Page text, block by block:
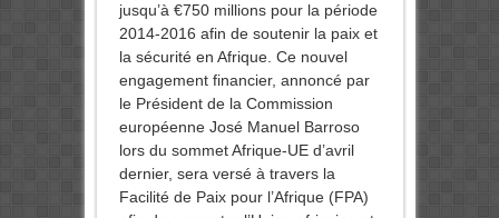
jusqu’à €750 millions pour la période
2014-2016 afin de soutenir la paix et
la sécurité en Afrique. Ce nouvel
engagement financier, annoncé par
le Président de la Commission
européenne José Manuel Barroso
lors du sommet Afrique-UE d’avril
dernier, sera versé à travers la
Facilité de Paix pour l’Afrique (FPA)